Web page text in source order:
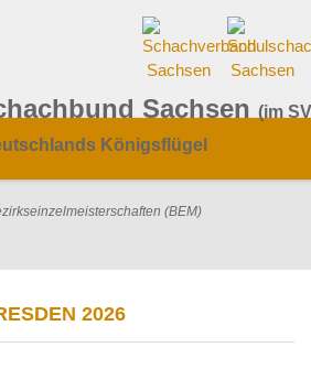
Sachsen (im
Königsflügel
(BEM)
2026